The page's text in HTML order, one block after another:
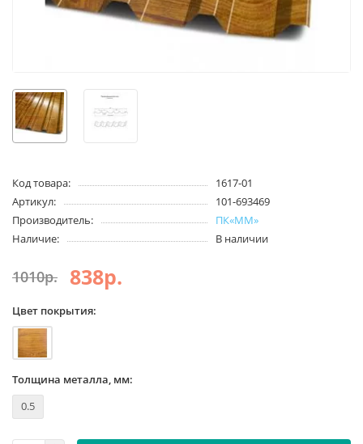
Код товара:
1617-01
Артикул:
101-693469
Производитель:
ПК«ММ»
Наличие:
В наличии
1010р. 838р.
Цвет покрытия:
Толщина металла, мм:
0.5